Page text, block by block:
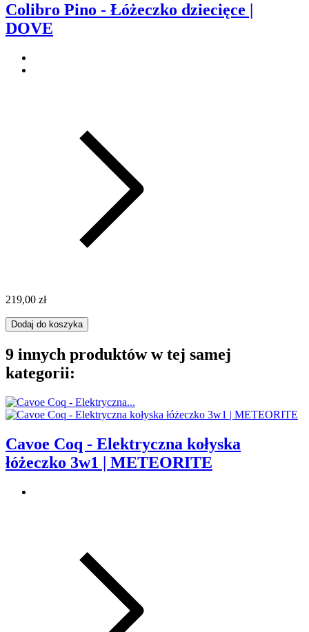
Colibro Pino - Łóżeczko dziecięce |
DOVE
219,00 zł
Dodaj do koszyka
9 innych produktów w tej samej
kategorii:
Cavoe Coq - Elektryczna kołyska
łóżeczko 3w1 | METEORITE